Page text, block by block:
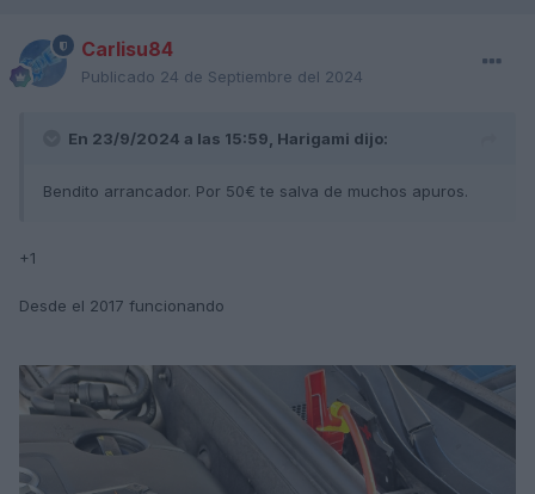
Carlisu84
Publicado 24 de Septiembre del 2024
En 23/9/2024 a las 15:59, Harigami dijo:
Bendito arrancador. Por 50€ te salva de muchos apuros.
+1
Desde el 2017 funcionando